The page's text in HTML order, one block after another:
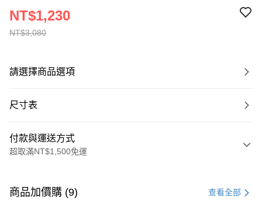
NT$3,080
NT$1,230
請選擇商品選項
尺寸表
付款與運送方式
超取滿NT$1,500免運
信用卡一次付款
商品加價購 (9) 查看全部